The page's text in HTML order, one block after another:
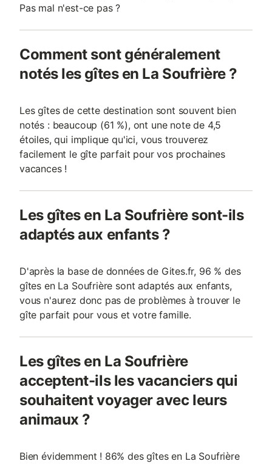
Pas mal n'est-ce pas ?
Comment sont généralement
notés les gîtes en La Soufrière ?
Les gîtes de cette destination sont souvent bien
notés : beaucoup (61 %), ont une note de 4,5
étoiles, qui implique qu'ici, vous trouverez
facilement le gîte parfait pour vos prochaines
vacances !
Les gîtes en La Soufrière sont-ils
adaptés aux enfants ?
D'après la base de données de Gites.fr, 96 % des
gîtes en La Soufrière sont adaptés aux enfants,
vous n'aurez donc pas de problèmes à trouver le
gîte parfait pour vous et votre famille.
Les gîtes en La Soufrière
acceptent-ils les vacanciers qui
souhaitent voyager avec leurs
animaux ?
Bien évidemment ! 86% des gîtes en La Soufrière